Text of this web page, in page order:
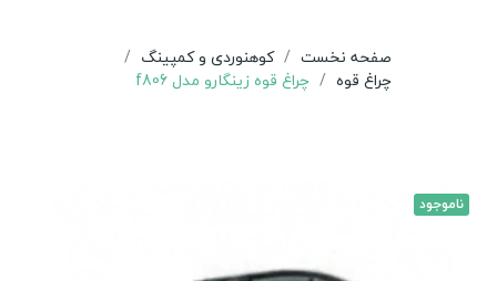
صفحه نخست
کوهنوردی و کمپینگ
چراغ قوه
چراغ قوه زینگارو مدل f806
ناموجود